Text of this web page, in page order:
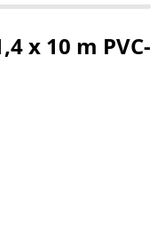
x 10 m PVC-